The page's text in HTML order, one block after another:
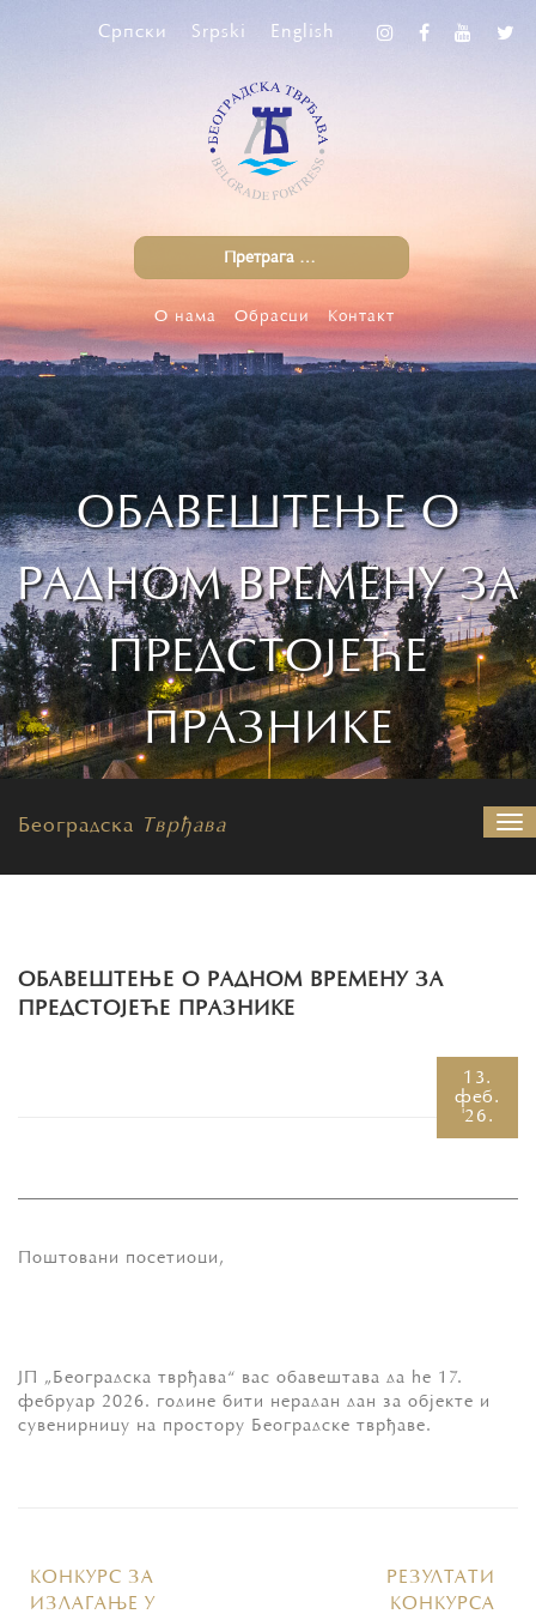
Српски Srpski English
О нама Обрасци Контакт
ОБАВЕШТЕЊЕ О
РАДНОМ ВРЕМЕНУ ЗА
ПРЕДСТОЈЕЋЕ
ПРАЗНИКЕ
Београдска Тврђава
ОБАВЕШТЕЊЕ О РАДНОМ ВРЕМЕНУ ЗА
ПРЕДСТОЈЕЋЕ ПРАЗНИКЕ
13.
феб.
'26.
Поштовани посетиоци,
ЈП „Београдска тврђава“ вас обавештава да ће 17.
фебруар 2026. године бити нерадан дан за објекте и
сувенирницу на простору Београдске тврђаве.
КОНКУРС ЗА
ИЗЛАГАЊЕ У
РЕЗУЛТАТИ
КОНКУРСА